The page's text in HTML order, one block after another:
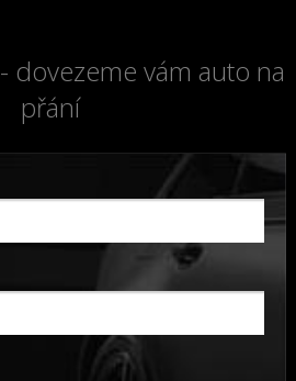
- dovezeme vám auto na
přání